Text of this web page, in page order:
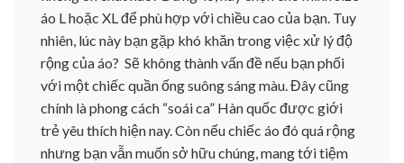
áo L hoặc XL để phù hợp với chiều cao của bạn. Tuy
nhiên, lúc này bạn gặp khó khăn trong việc xử lý độ
rộng của áo? Sẽ không thành vấn đề nếu bạn phối
với một chiếc quần ống suông sáng màu. Đây cũng
chính là phong cách “soái ca” Hàn quốc được giới
trẻ yêu thích hiện nay. Còn nếu chiếc áo đó quá rộng
nhưng bạn vẫn muốn sở hữu chúng, mang tới tiệm